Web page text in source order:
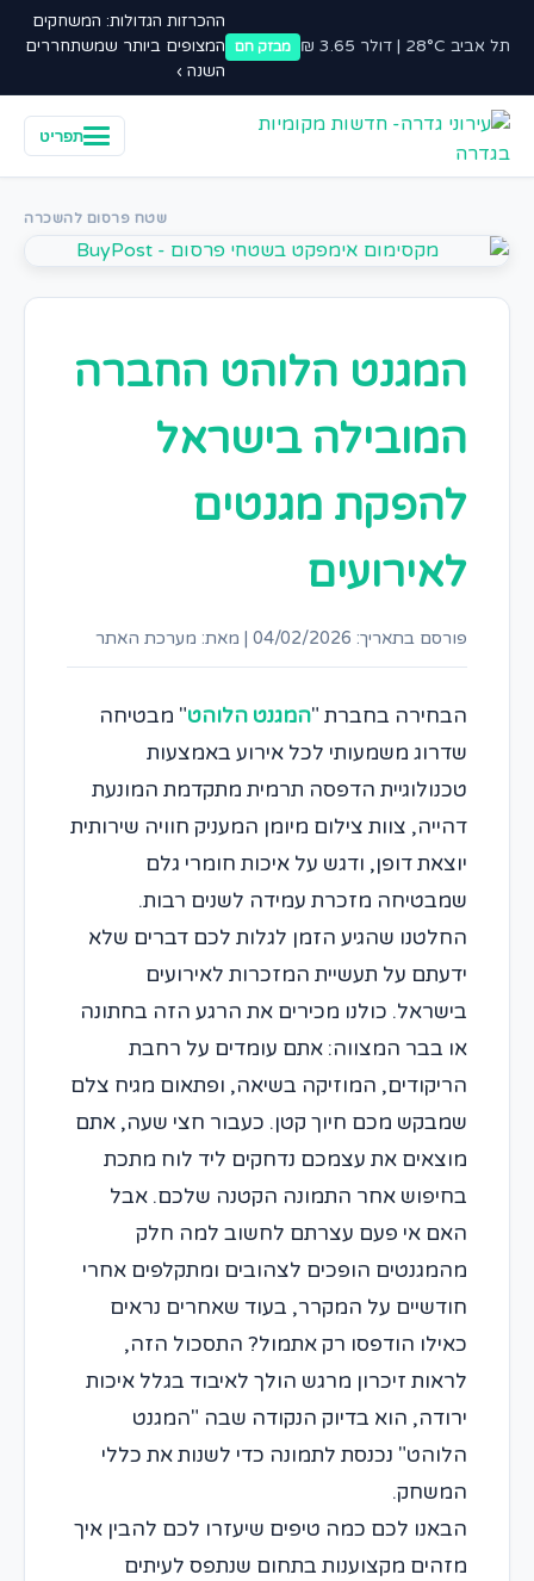
תל אביב 28°C | דולר 3.65 ₪ מבזק חם
ההכרזות הגדולות: המשחקים
המצופים ביותר שמשתחררים
השנה ›
תפריט
שטח פרסום להשכרה
המגנט הלוהט החברה
המובילה בישראל
להפקת מגנטים
לאירועים
פורסם בתאריך: 04/02/2026 מאת: מערכת האתר
הבחירה בחברת "המגנט הלוהט" מבטיחה
שדרוג משמעותי לכל אירוע באמצעות
טכנולוגיית הדפסה תרמית מתקדמת המונעת
דהייה, צוות צילום מיומן המעניק חוויה שירותית
יוצאת דופן, ודגש על איכות חומרי גלם
שמבטיחה מזכרת עמידה לשנים רבות.
החלטנו שהגיע הזמן לגלות לכם דברים שלא
ידעתם על תעשיית המזכרות לאירועים
בישראל. כולנו מכירים את הרגע הזה בחתונה
או בבר המצווה: אתם עומדים על רחבת
הריקודים, המוזיקה בשיאה, ופתאום מגיח צלם
שמבקש מכם חיוך קטן. כעבור חצי שעה, אתם
מוצאים את עצמכם נדחקים ליד לוח מתכת
בחיפוש אחר התמונה הקטנה שלכם. אבל
האם אי פעם עצרתם לחשוב למה חלק
מהמגנטים הופכים לצהובים ומתקלפים אחרי
חודשיים על המקרר, בעוד שאחרים נראים
כאילו הודפסו רק אתמול? התסכול הזה,
לראות זיכרון מרגש הולך לאיבוד בגלל איכות
ירודה, הוא בדיוק הנקודה שבה "המגנט
הלוהט" נכנסת לתמונה כדי לשנות את כללי
המשחק.
הבאנו לכם כמה טיפים שיעזרו לכם להבין איך
מזהים מקצוענות בתחום שנתפס לעיתים